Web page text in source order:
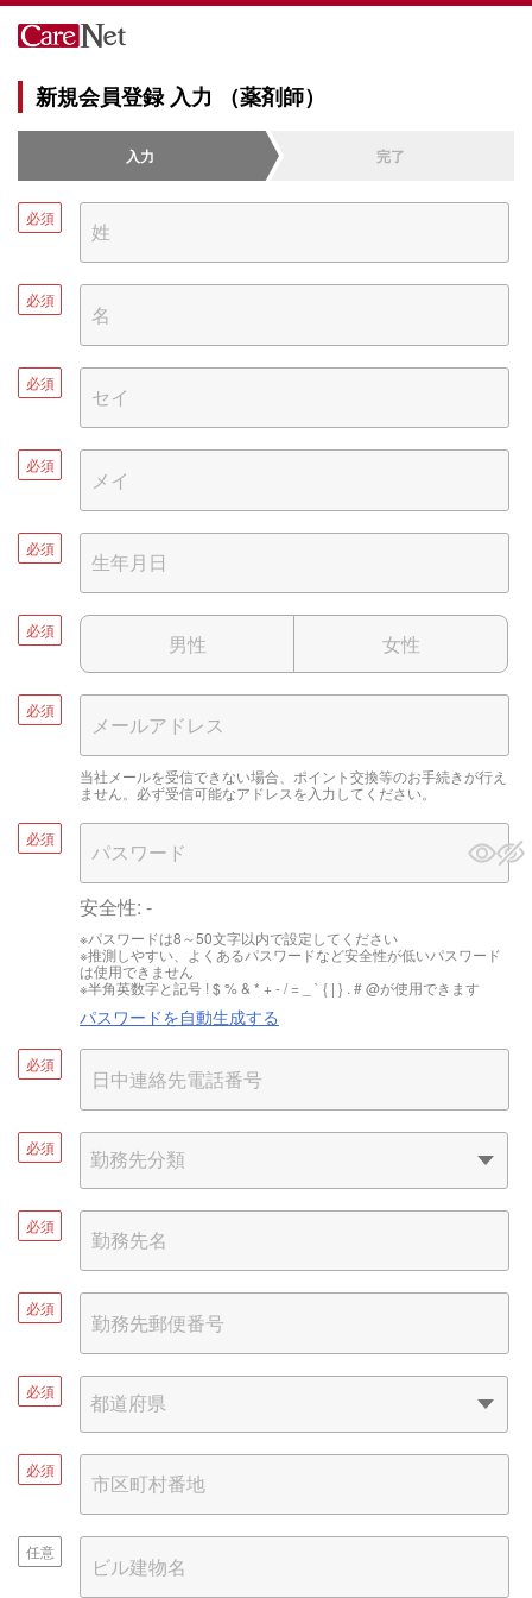
新規会員登録 入力 （薬剤師）
入力 完了
必須
必須
必須
必須
必須
必須
男性 女性
必須
当社メールを受信できない場合、ポイント交換等のお手続きが行え
ません。必ず受信可能なアドレスを入力してください。
必須
安全性: -
※パスワードは8～50文字以内で設定してください
※推測しやすい、よくあるパスワードなど安全性が低いパスワード
は使用できません
※半角英数字と記号 ! $ % & * + - / = _ ` { | } . # @が使用できます
パスワードを自動生成する
必須
必須
必須
必須
必須
必須
任意